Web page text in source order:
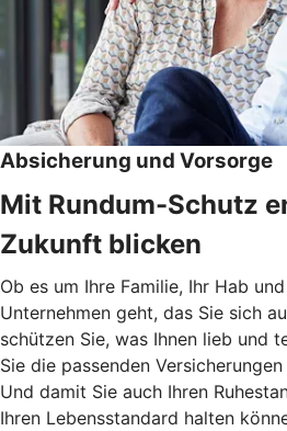
Absicherung und Vorsorge
Mit Rundum-Schutz
Zukunft blicken
Ob es um Ihre Familie, Ihr Hab
Unternehmen geht, das Sie sich
schützen Sie, was Ihnen lieb und
Sie die passenden
Und damit Sie auch Ihren
Ihren Lebensstandard halten